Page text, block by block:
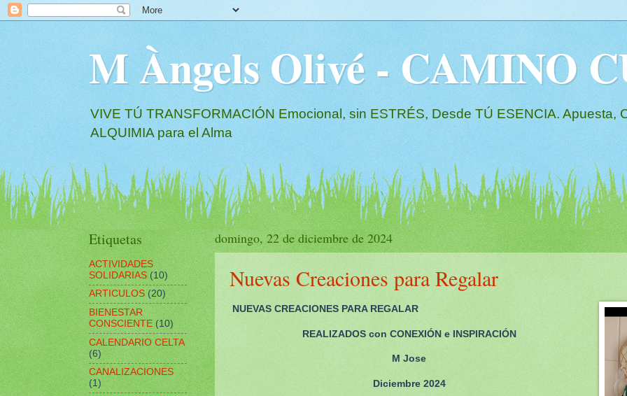
M Àngels Olivé - CAMINO
VIVE TÚ TRANSFORMACIÓN Emocional, sin ESTRÉS, Desde TÚ ESENCIA. Apuesta,
ALQUIMIA para el Alma
domingo, 22 de diciembre de 2024
Nuevas Creaciones para Regalar
NUEVAS CREACIONES PARA REGALAR
REALIZADOS con CONEXIÓN e INSPIRACIÓN
M Jose
Diciembre 2024
Etiquetas
ACTIVIDADES
SOLIDARIAS (10)
ARTICULOS (20)
BIENESTAR
CONSCIENTE (10)
CALENDARIO CELTA
(6)
CANALIZACIONES
(1)